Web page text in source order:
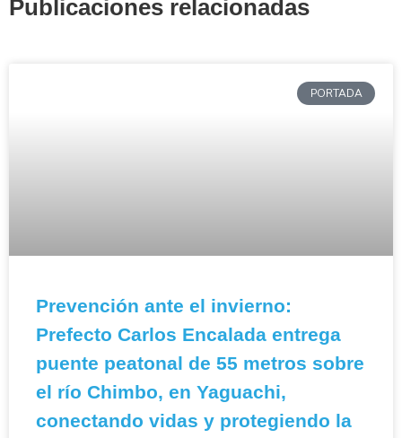
Publicaciones relacionadas
PORTADA
Prevención ante el invierno:
Prefecto Carlos Encalada entrega
puente peatonal de 55 metros sobre
el río Chimbo, en Yaguachi,
conectando vidas y protegiendo la